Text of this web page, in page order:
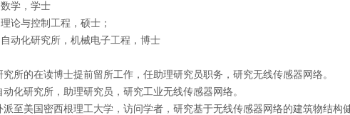
学，学士
论与控制工程，硕士；
动化研究所，机械电子工程，博士
究所的在读博士提前留所工作，任助理研究员职务，研究无线传感器网络。
化研究所，助理研究员，研究工业无线传感器网络。
派至美国密西根理工大学，访问学者，研究基于无线传感器网络的建筑物结构